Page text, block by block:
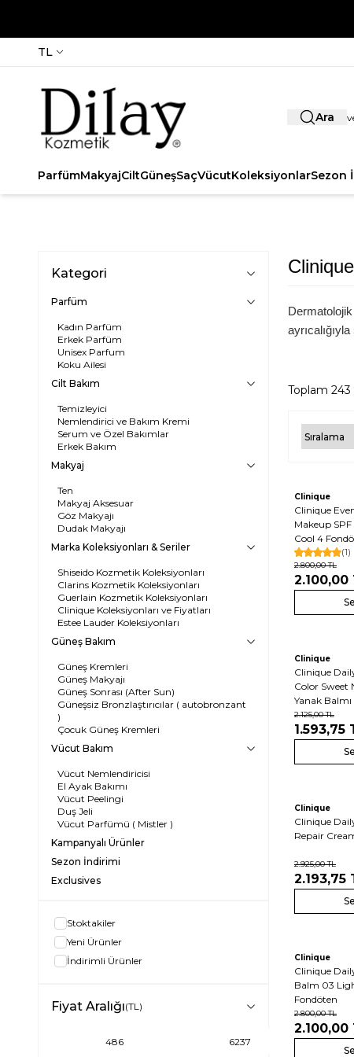
TL
Ara
ParfümMakyajCiltGüneşSaçVücutKoleksiyonlarSezon
Kategori
Parfüm
Kadın Parfüm
Erkek Parfüm
Unisex Parfum
Koku Ailesi
Cilt Bakım
Temizleyici
Nemlendirici ve Bakım Kremi
Serum ve Özel Bakımlar
Erkek Bakım
Makyaj
Ten
Makyaj Aksesuar
Göz Makyajı
Dudak Makyajı
Marka Koleksiyonları & Seriler
Shiseido Kozmetik Koleksiyonları
Clarins Kozmetik Koleksiyonları
Guerlain Kozmetik Koleksiyonları
Clinique Koleksiyonları ve Fiyatları
Estee Lauder Koleksiyonları
Güneş Bakım
Güneş Kremleri
Güneş Makyajı
Güneş Sonrası (After Sun)
Güneşsiz Bronzlaştırıcılar ( autobronzant
)
Çocuk Güneş Kremleri
Vücut Bakım
Vücut Nemlendiricisi
El Ayak Bakımı
Vücut Peelingi
Duş Jeli
Vücut Parfümü ( Mistler )
Kampanyalı Ürünler
Sezon İndirimi
Exclusives
Stoktakiler
Yeni Ürünler
İndirimli Ürünler
Fiyat Aralığı(TL)
Toplam 243
Clinique
Clinique
Makeup
Cool 4
(1)
2.800,00TL
2.100,00
Yeni
Clinique
Clinique
Color Sweet
Yanak Balmı
2.125,00TL
1.593,75
Yeni
Clinique
Clinique
Repair
2.925,00TL
2.193,75
Yeni
Clinique
Clinique
Balm 03
Fondöten
2.800,00TL
2.100,00